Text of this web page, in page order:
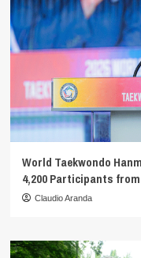
World Taekwondo
4,200 Participants
Claudio Aranda